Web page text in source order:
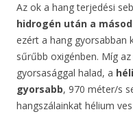
Az ok a hang terjedési
hidrogén után a
ezért a hang gyorsabban
sűrűbb oxigénben. Míg
gyorsasággal halad, a
gyorsabb, 970 méter/s
hangszálainkat hélium